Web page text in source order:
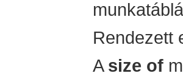
Rendezett
A size of